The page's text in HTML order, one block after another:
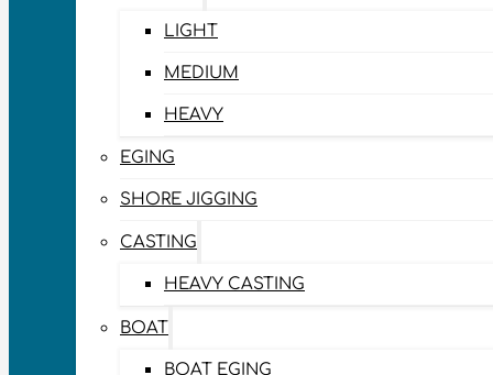
LIGHT
MEDIUM
HEAVY
EGING
SHORE JIGGING
CASTING
HEAVY CASTING
BOAT
BOAT EGING